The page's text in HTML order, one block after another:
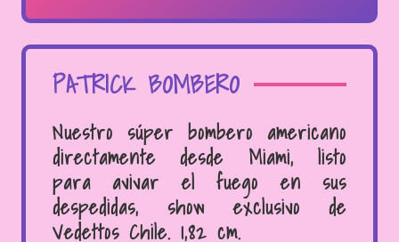
PATRICK BOMBERO
Nuestro súper bombero americano
directamente desde Miami, listo
para avivar el fuego en sus
despedidas, show exclusivo de
Vedettos Chile. 1,82 cm.